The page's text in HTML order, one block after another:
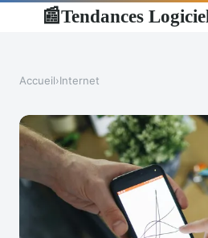
📰Tendances
Accueil›Internet